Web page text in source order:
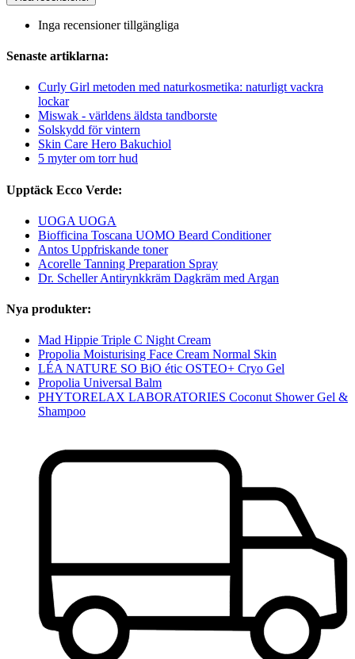
Inga recensioner tillgängliga
Senaste artiklarna:
Curly Girl metoden med naturkosmetika: naturligt vackra
lockar
Miswak - världens äldsta tandborste
Solskydd för vintern
Skin Care Hero Bakuchiol
5 myter om torr hud
Upptäck Ecco Verde:
UOGA UOGA
Biofficina Toscana UOMO Beard Conditioner
Antos Uppfriskande toner
Acorelle Tanning Preparation Spray
Dr. Scheller Antirynkkräm Dagkräm med Argan
Nya produkter:
Mad Hippie Triple C Night Cream
Propolia Moisturising Face Cream Normal Skin
LÉA NATURE SO BiO étic OSTEO+ Cryo Gel
Propolia Universal Balm
PHYTORELAX LABORATORIES Coconut Shower Gel &
Shampoo